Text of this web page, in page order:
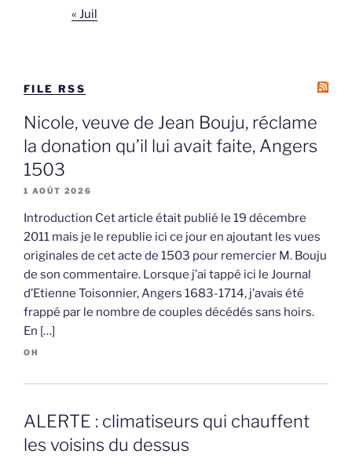
« Juil
FILE RSS
Nicole, veuve de Jean Bouju, réclame
la donation qu’il lui avait faite, Angers
1503
1 AOÛT 2026
Introduction Cet article était publié le 19 décembre
2011 mais je le republie ici ce jour en ajoutant les vues
originales de cet acte de 1503 pour remercier M. Bouju
de son commentaire. Lorsque j’ai tappé ici le Journal
d’Etienne Toisonnier, Angers 1683-1714, j’avais été
frappé par le nombre de couples décédés sans hoirs.
En […]
OH
ALERTE : climatiseurs qui chauffent
les voisins du dessus